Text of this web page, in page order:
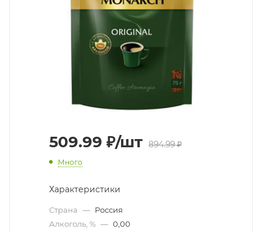
509.99 ₽/шт 894.99₽
Много
Характеристики
Страна — Россия
Алкоголь, % — 0,00